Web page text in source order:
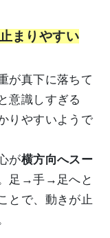
まりやすい
が真下に落ちて
意識しすぎる
りやすいようで
が横方向へスー
足→手→足へと
とで、動きが止